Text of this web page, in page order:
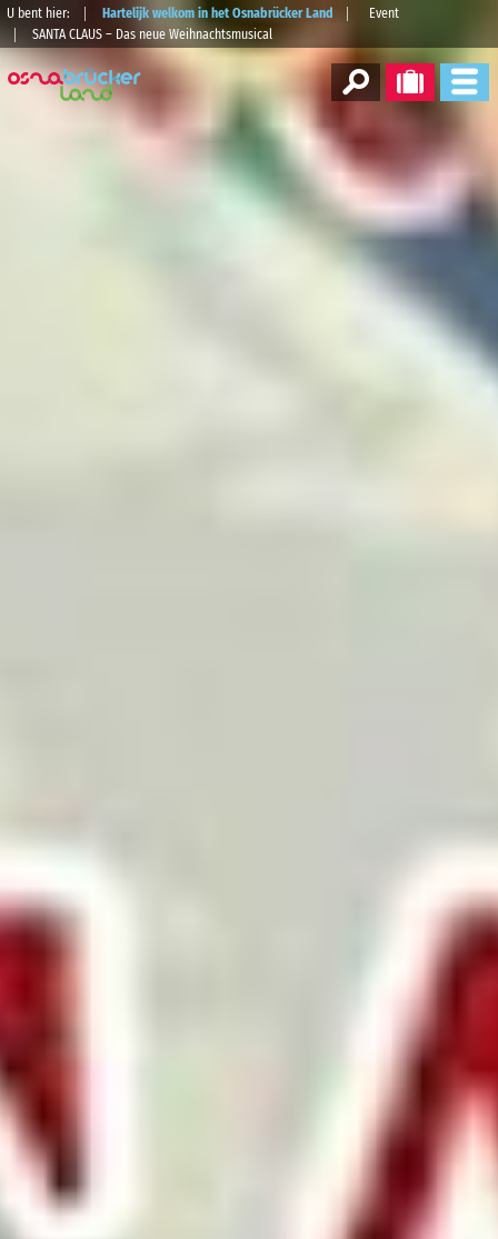
U bent hier: Hartelijk welkom in het Osnabrücker Land
Event
SANTA CLAUS – Das neue Weihnachtsmusical